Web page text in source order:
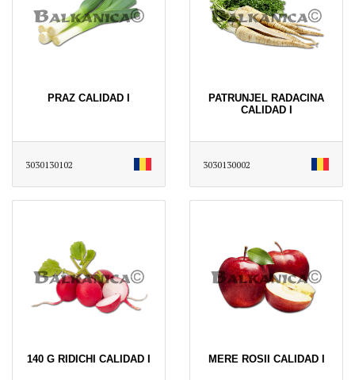
PRAZ CALIDAD I
3030130102
PATRUNJEL RADACINA
CALIDAD I
3030130002
140 G RIDICHI CALIDAD I MERE ROSII CALIDAD I